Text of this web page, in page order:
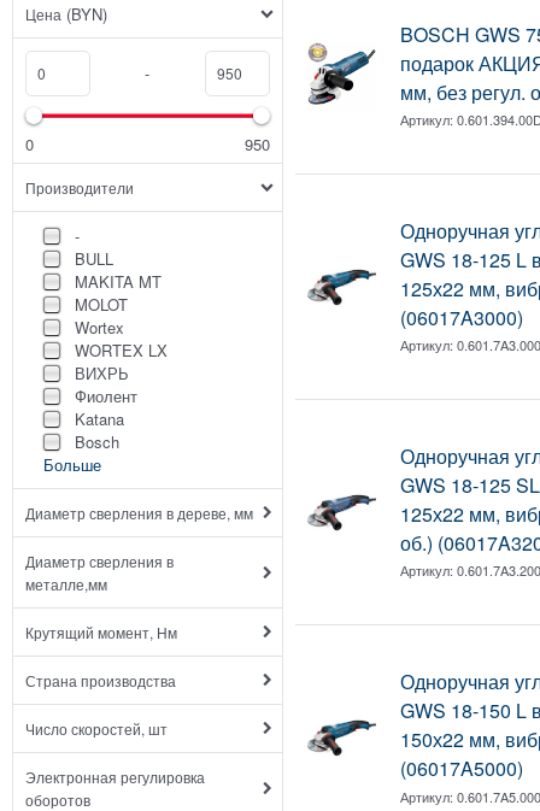
Цена (BYN)
-
0 950
Производители
-
BULL
MAKITA MT
MOLOT
Wortex
WORTEX LX
ВИХРЬ
Фиолент
Katana
Bosch
Больше
Диаметр сверления в дереве, мм
Диаметр сверления в
металле,мм
Крутящий момент, Нм
Страна производства
Число скоростей, шт
Электронная регулировка
оборотов
BOSCH
подарок
мм, без регул.
Артикул:
Одноручная
GWS 18-125 L
125х22 мм,
(06017A3000)
Артикул:
Одноручная
GWS 18-125
125х22 мм,
об.)
Артикул:
Одноручная
GWS 18-150 L
150х22 мм,
(06017A5000)
Артикул: